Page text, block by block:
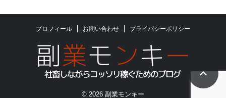
プロフィール お問い合わせ プライバシーポリシー
© 2026 副業モンキー